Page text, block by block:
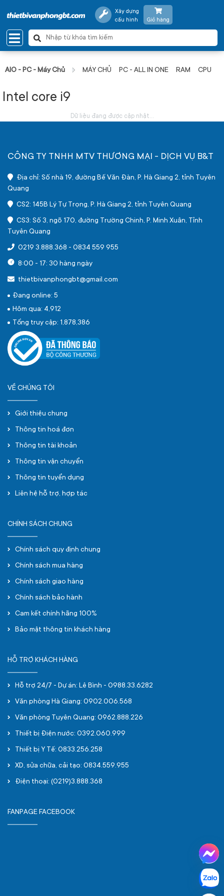
Xây dựng
cấu hình
Giỏ hàng
AIO - PC - Máy Chủ MÁY CHỦ PC - ALL IN ONE RAM CPU
Intel core i9
Dữ liệu đang được cập nhật...
CÔNG TY TNHH MTV THƯƠNG MẠI - DỊCH VỤ B&T
Địa chỉ: Số nhà 19, đường Bế Văn Đàn, P. Hà Giang 2, tỉnh Tuyên
Quang
CS2: 145B Lý Tự Trọng, P. Hà Giang 2, tỉnh Tuyên Quang
CS3: Số 3, ngõ 170, đường Trường Chinh, P. Minh Xuân, Tỉnh
Tuyên Quang
0219 3.888.368 - 0834 559 955
8:00 - 17: 30 hàng ngày
thietbivanphongbt@gmail.com
Đang online: 5
Hôm qua: 4,912
Tổng truy cập: 1,878,386
VỀ CHÚNG TÔI
Giới thiệu chung
Thông tin hoá đơn
Thông tin tài khoản
Thông tin vận chuyển
Thông tin tuyển dụng
Liên hệ hỗ trợ, hợp tác
CHÍNH SÁCH CHUNG
Chính sách quy định chung
Chính sách mua hàng
Chính sách giao hàng
Chính sách bảo hành
Cam kết chính hãng 100%
Bảo mật thông tin khách hàng
HỖ TRỢ KHÁCH HÀNG
Hỗ trợ 24/7 - Dự án: Lê Bình - 0988.33.6282
Văn phòng Hà Giang: 0902.006.568
Văn phòng Tuyên Quang: 0962.888.226
Thiết bị Điện nước: 0392.060.999
Thiết bị Y Tế: 0833.256.258
XD, sửa chữa, cải tạo: 0834.559.955
Điện thoại: (0219)3.888.368
FANPAGE FACEBOOK